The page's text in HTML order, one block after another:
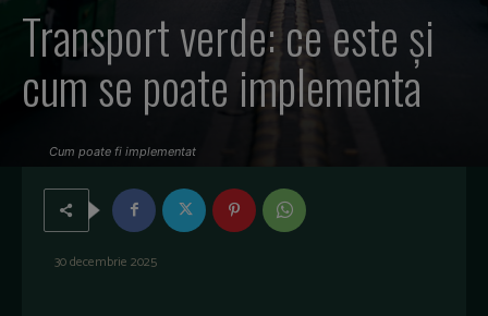
Transport verde: ce este și
cum se poate implementa
Cum poate fi implementat
30 decembrie 2025